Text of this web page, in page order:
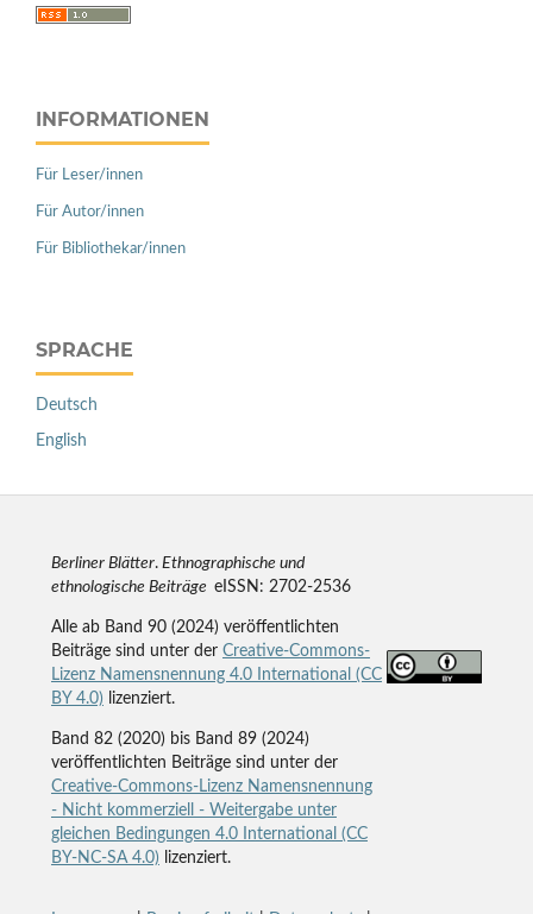
INFORMATIONEN
Für Leser/innen
Für Autor/innen
Für Bibliothekar/innen
SPRACHE
Deutsch
English
Berliner Blätter.Ethnographische und
ethnologische Beiträge eISSN: 2702-2536
Alle ab Band 90 (2024) veröffentlichten
Beiträge sind unter der Creative-Commons-
Lizenz Namensnennung 4.0 International (CC
BY 4.0) lizenziert.
Band 82 (2020) bis Band 89 (2024)
veröffentlichten Beiträge sind unter der
Creative-Commons-Lizenz Namensnennung
- Nicht kommerziell - Weitergabe unter
gleichen Bedingungen 4.0 International (CC
BY-NC-SA 4.0) lizenziert.